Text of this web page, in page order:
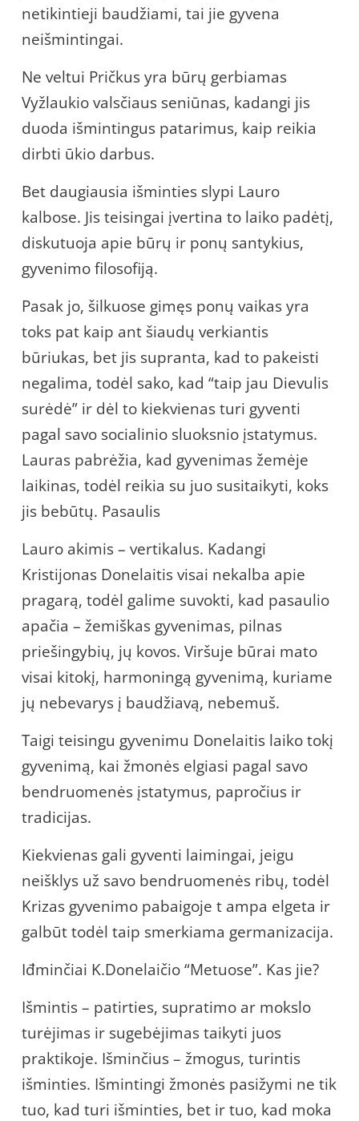
netikintieji baudžiami, tai jie gyvena
neišmintingai.
Ne veltui Pričkus yra būrų gerbiamas
Vyžlaukio valsčiaus seniūnas, kadangi jis
duoda išmintingus patarimus, kaip reikia
dirbti ūkio darbus.
Bet daugiausia išminties slypi Lauro
kalbose. Jis teisingai įvertina to laiko padėtį,
diskutuoja apie būrų ir ponų santykius,
gyvenimo filosofiją.
Pasak jo, šilkuose gimęs ponų vaikas yra
toks pat kaip ant šiaudų verkiantis
būriukas, bet jis supranta, kad to pakeisti
negalima, todėl sako, kad “taip jau Dievulis
surėdė” ir dėl to kiekvienas turi gyventi
pagal savo socialinio sluoksnio įstatymus.
Lauras pabrėžia, kad gyvenimas žemėje
laikinas, todėl reikia su juo susitaikyti, koks
jis bebūtų. Pasaulis
Lauro akimis – vertikalus. Kadangi
Kristijonas Donelaitis visai nekalba apie
pragarą, todėl galime suvokti, kad pasaulio
apačia – žemiškas gyvenimas, pilnas
priešingybių, jų kovos. Viršuje būrai mato
visai kitokį, harmoningą gyvenimą, kuriame
jų nebevarys į baudžiavą, nebemuš.
Taigi teisingu gyvenimu Donelaitis laiko tokį
gyvenimą, kai žmonės elgiasi pagal savo
bendruomenės įstatymus, papročius ir
tradicijas.
Kiekvienas gali gyventi laimingai, jeigu
neišklys už savo bendruomenės ribų, todėl
Krizas gyvenimo pabaigoje t ampa elgeta ir
galbūt todėl taip smerkiama germanizacija.
Iđminčiai K.Donelaičio “Metuose”. Kas jie?
Išmintis – patirties, supratimo ar mokslo
turėjimas ir sugebėjimas taikyti juos
praktikoje. Išminčius – žmogus, turintis
išminties. Išmintingi žmonės pasižymi ne tik
tuo, kad turi išminties, bet ir tuo, kad moka